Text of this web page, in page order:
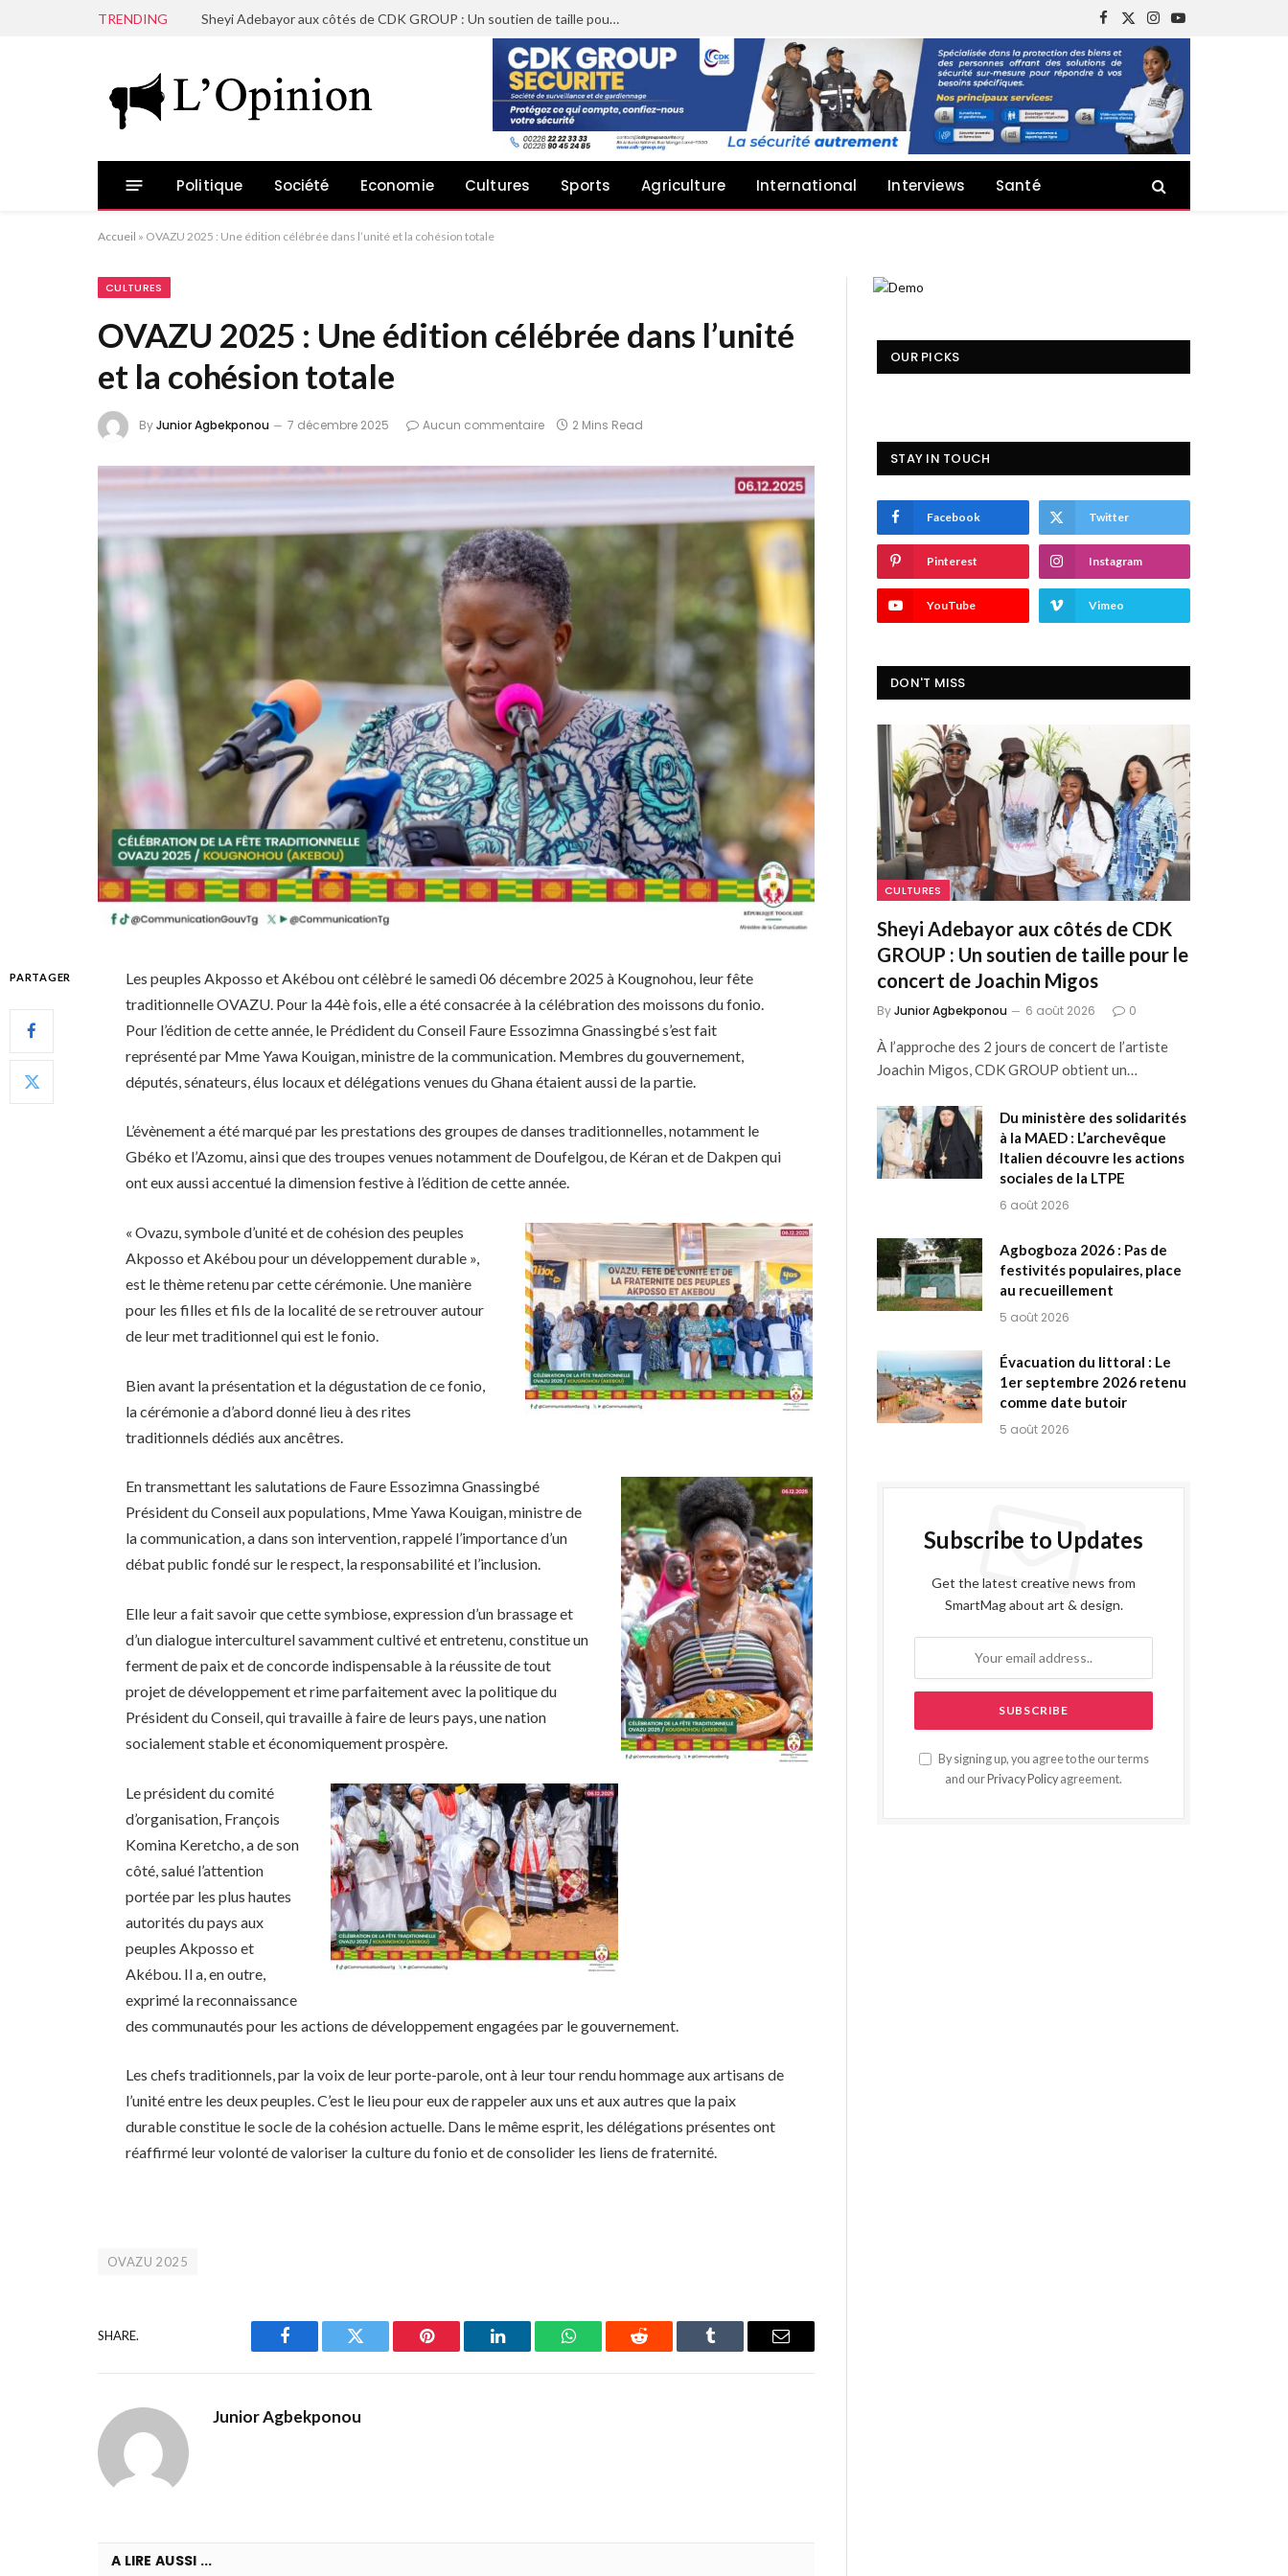
TRENDING Sheyi Adebayor aux côtés de CDK GROUP : Un soutien de taille pour le concert de Joachin Migos
Facebook
X
(Twitter)
Instagram
YouTube
Politique Société Economie Cultures Sports Agriculture International Interviews Santé
Accueil » OVAZU 2025 : Une édition célébrée dans l’unité et la cohésion totale
CULTURES
OVAZU 2025 : Une édition célébrée dans l’unité
et la cohésion totale
ByJunior Agbekponou 7 décembre 2025 Aucun commentaire 2 Mins Read
PARTAGER
Les peuples Akposso et Akébou ont célèbré le samedi 06 décembre 2025 à Kougnohou, leur fête
traditionnelle OVAZU. Pour la 44è fois, elle a été consacrée à la célébration des moissons du fonio.
Pour l’édition de cette année, le Prédident du Conseil Faure Essozimna Gnassingbé s’est fait
représenté par Mme Yawa Kouigan, ministre de la communication. Membres du gouvernement,
députés, sénateurs, élus locaux et délégations venues du Ghana étaient aussi de la partie.
L’évènement a été marqué par les prestations des groupes de danses traditionnelles, notamment le
Gbéko et l’Azomu, ainsi que des troupes venues notamment de Doufelgou, de Kéran et de Dakpen qui
ont eux aussi accentué la dimension festive à l’édition de cette année.
« Ovazu, symbole d’unité et de cohésion des peuples
Akposso et Akébou pour un développement durable »,
est le thème retenu par cette cérémonie. Une manière
pour les filles et fils de la localité de se retrouver autour
de leur met traditionnel qui est le fonio.
Bien avant la présentation et la dégustation de ce fonio,
la cérémonie a d’abord donné lieu à des rites
traditionnels dédiés aux ancêtres.
En transmettant les salutations de Faure Essozimna Gnassingbé
Président du Conseil aux populations, Mme Yawa Kouigan, ministre de
la communication, a dans son intervention, rappelé l’importance d’un
débat public fondé sur le respect, la responsabilité et l’inclusion.
Elle leur a fait savoir que cette symbiose, expression d’un brassage et
d’un dialogue interculturel savamment cultivé et entretenu, constitue un
ferment de paix et de concorde indispensable à la réussite de tout
projet de développement et rime parfaitement avec la politique du
Président du Conseil, qui travaille à faire de leurs pays, une nation
socialement stable et économiquement prospère.
Le président du comité
d’organisation, François
Komina Keretcho, a de son
côté, salué l’attention
portée par les plus hautes
autorités du pays aux
peuples Akposso et
Akébou. Il a, en outre,
exprimé la reconnaissance
des communautés pour les actions de développement engagées par le gouvernement.
Les chefs traditionnels, par la voix de leur porte-parole, ont à leur tour rendu hommage aux artisans de
l’unité entre les deux peuples. C’est le lieu pour eux de rappeler aux uns et aux autres que la paix
durable constitue le socle de la cohésion actuelle. Dans le même esprit, les délégations présentes ont
réaffirmé leur volonté de valoriser la culture du fonio et de consolider les liens de fraternité.
OVAZU 2025
SHARE.
Facebook Twitter Pinterest LinkedIn WhatsAppReddit Tumblr Email
Junior Agbekponou
A LIRE AUSSI ...
OUR PICKS
STAY IN TOUCH
Facebook Twitter
Pinterest Instagram
YouTube Vimeo
DON'T MISS
CULTURES
Sheyi Adebayor aux côtés de CDK
GROUP : Un soutien de taille pour le
concert de Joachin Migos
ByJunior Agbekponou 6 août 2026 0
À l’approche des 2 jours de concert de l’artiste
Joachin Migos, CDK GROUP obtient un…
Du ministère des solidarités
à la MAED : L’archevêque
Italien découvre les actions
sociales de la LTPE
6 août 2026
Agbogboza 2026 : Pas de
festivités populaires, place
au recueillement
5 août 2026
Évacuation du littoral : Le
1er septembre 2026 retenu
comme date butoir
5 août 2026
Subscribe to Updates
Get the latest creative news from
SmartMag about art & design.
By signing up, you agree to the our terms
and our Privacy Policy agreement.